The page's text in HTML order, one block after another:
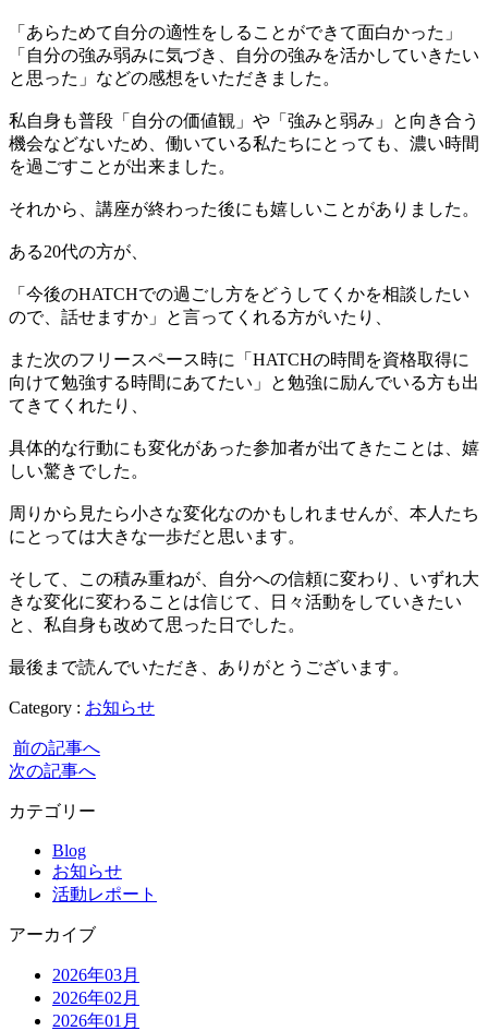
「あらためて自分の適性をしることができて面白かった」
「自分の強み弱みに気づき、自分の強みを活かしていきたい
と思った」などの感想をいただきました。
私自身も普段「自分の価値観」や「強みと弱み」と向き合う
機会などないため、働いている私たちにとっても、濃い時間
を過ごすことが出来ました。
それから、講座が終わった後にも嬉しいことがありました。
ある20代の方が、
「今後のHATCHでの過ごし方をどうしてくかを相談したい
ので、話せますか」と言ってくれる方がいたり、
また次のフリースペース時に「HATCHの時間を資格取得に
向けて勉強する時間にあてたい」と勉強に励んでいる方も出
てきてくれたり、
具体的な行動にも変化があった参加者が出てきたことは、嬉
しい驚きでした。
周りから見たら小さな変化なのかもしれませんが、本人たち
にとっては大きな一歩だと思います。
そして、この積み重ねが、自分への信頼に変わり、いずれ大
きな変化に変わることは信じて、日々活動をしていきたい
と、私自身も改めて思った日でした。
最後まで読んでいただき、ありがとうございます。
Category : お知らせ
前の記事へ
次の記事へ
カテゴリー
Blog
お知らせ
活動レポート
アーカイブ
2026年03月
2026年02月
2026年01月